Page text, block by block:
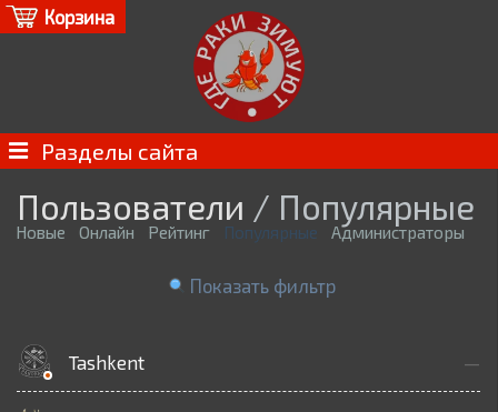
Корзина
Разделы сайта
Пользователи / Популярные
Новые Онлайн Рейтинг Популярные Администраторы
Показать фильтр
Tashkent —